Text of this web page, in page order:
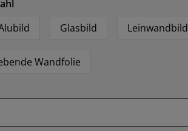
Glasbild Leinwandbild
Wandfolie